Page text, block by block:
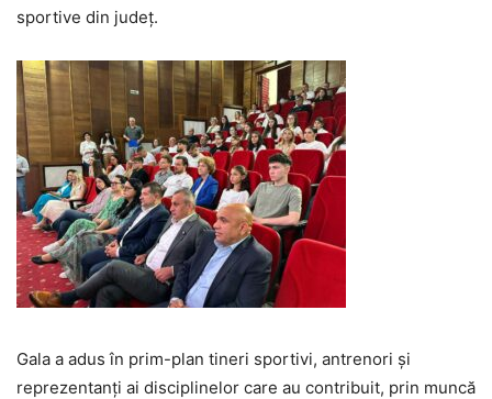
sportive din județ.
Gala a adus în prim-plan tineri sportivi, antrenori și
reprezentanți ai disciplinelor care au contribuit, prin muncă